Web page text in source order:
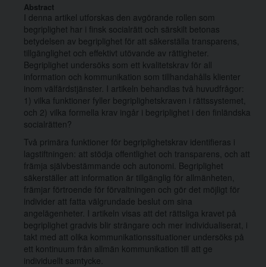
Abstract
I denna artikel utforskas den avgörande rollen som
begriplighet har i finsk socialrätt och särskilt betonas
betydelsen av begriplighet för att säkerställa transparens,
tillgänglighet och effektivt utövande av rättigheter.
Begriplighet undersöks som ett kvalitetskrav för all
information och kommunikation som tillhandahålls klienter
inom välfärdstjänster. I artikeln behandlas två huvudfrågor:
1) vilka funktioner fyller begriplighetskraven i rättssystemet,
och 2) vilka formella krav ingår i begriplighet i den finländska
socialrätten?
Två primära funktioner för begriplighetskrav identifieras i
lagstiftningen: att stödja offentlighet och transparens, och att
främja självbestämmande och autonomi. Begriplighet
säkerställer att information är tillgänglig för allmänheten,
främjar förtroende för förvaltningen och gör det möjligt för
individer att fatta välgrundade beslut om sina
angelägenheter. I artikeln visas att det rättsliga kravet på
begriplighet gradvis blir strängare och mer individualiserat, i
takt med att olika kommunikationssituationer undersöks på
ett kontinuum från allmän kommunikation till att ge
individuellt samtycke.